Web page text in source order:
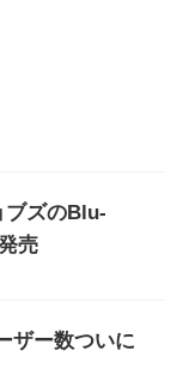
ブズのBlu-
売
ザー数ついに